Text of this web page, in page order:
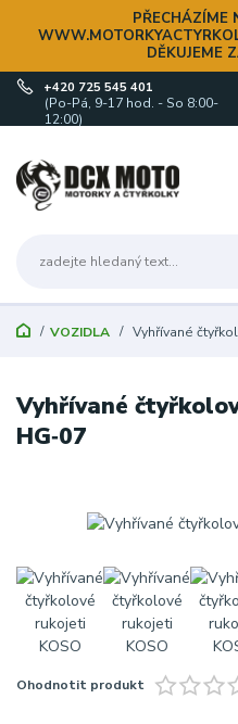
PŘECHÁZÍME
DĚKUJEME
+420 725 545 401
(Po-Pá, 9-17 hod. - So 8:00-
12:00)
VOZIDLA Vyhřívané
Vyhřívané
HG‑07
Ohodnotit produkt